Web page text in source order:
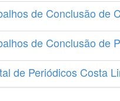
de Conclusão de
de Conclusão de
de Periódicos Costa